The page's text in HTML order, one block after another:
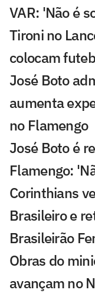
VAR: 'Não é
Tironi no
colocam
José Boto
aumenta
no Flamengo
José Boto é
Flamengo:
Corinthians
Brasileiro e
Brasileirão
Obras do
avançam no